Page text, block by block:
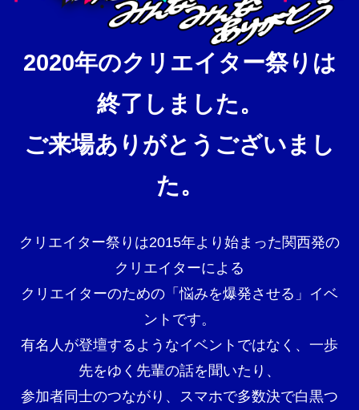
2020年のクリエイター祭りは
終了しました。
ご来場ありがとうございまし
た。
クリエイター祭りは2015年より始まった関西発の
クリエイターによる
クリエイターのための「悩みを爆発させる」イベ
ントです。
有名人が登壇するようなイベントではなく、一歩
先をゆく先輩の話を聞いたり、
参加者同士のつながり、スマホで多数決で白黒つ